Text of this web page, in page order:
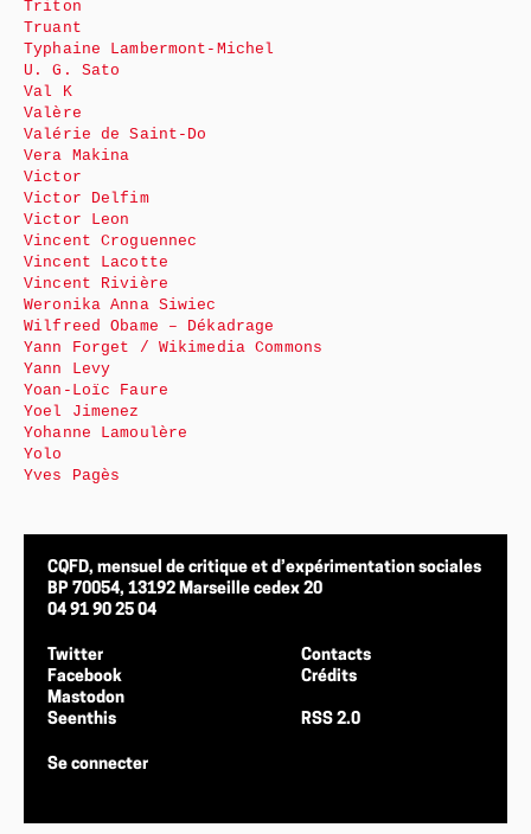
Triton
Truant
Typhaine Lambermont-Michel
U. G. Sato
Val K
Valère
Valérie de Saint-Do
Vera Makina
Victor
Victor Delfim
Victor Leon
Vincent Croguennec
Vincent Lacotte
Vincent Rivière
Weronika Anna Siwiec
Wilfreed Obame – Dékadrage
Yann Forget / Wikimedia Commons
Yann Levy
Yoan-Loïc Faure
Yoel Jimenez
Yohanne Lamoulère
Yolo
Yves Pagès
CQFD, mensuel de critique et d’expérimentation sociales
BP 70054, 13192 Marseille cedex 20
04 91 90 25 04
Twitter
Facebook
Mastodon
Seenthis
Contacts
Crédits
RSS 2.0
Se connecter